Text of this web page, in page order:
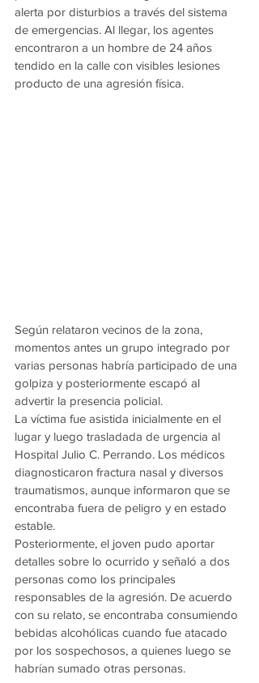
alerta por disturbios a través del sistema
de emergencias. Al llegar, los agentes
encontraron a un hombre de 24 años
tendido en la calle con visibles lesiones
producto de una agresión física.
Según relataron vecinos de la zona,
momentos antes un grupo integrado por
varias personas habría participado de una
golpiza y posteriormente escapó al
advertir la presencia policial.
La víctima fue asistida inicialmente en el
lugar y luego trasladada de urgencia al
Hospital Julio C. Perrando. Los médicos
diagnosticaron fractura nasal y diversos
traumatismos, aunque informaron que se
encontraba fuera de peligro y en estado
estable.
Posteriormente, el joven pudo aportar
detalles sobre lo ocurrido y señaló a dos
personas como los principales
responsables de la agresión. De acuerdo
con su relato, se encontraba consumiendo
bebidas alcohólicas cuando fue atacado
por los sospechosos, a quienes luego se
habrían sumado otras personas.